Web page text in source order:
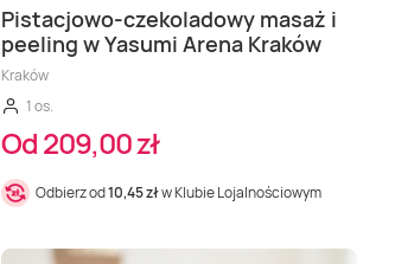
Pistacjowo-czekoladowy masaż i
peeling w Yasumi Arena Kraków
Kraków
1 os.
Od 209,00 zł
Odbierz od10,45 złw Klubie Lojalnościowym